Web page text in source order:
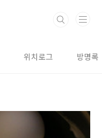
위치로그 방명록